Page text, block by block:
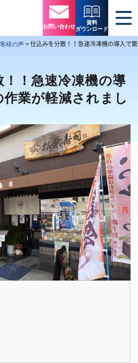
お問い合わせ
資料
ダウンロード
様の声 > 仕込みを分散！！急速冷凍機の導入で
！急速冷凍機の導
作業が軽減されまし